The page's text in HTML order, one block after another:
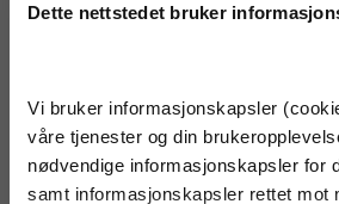
Dette nettstedet bruker
Vi bruker informasjonskapsler
våre tjenester og din
nødvendige informasjonskapsler for
samt informasjonskapsler rettet mot
Før du kjøper caravan
Vi hjelper deg med caravanlån til
campingvogna
Tfinans er en